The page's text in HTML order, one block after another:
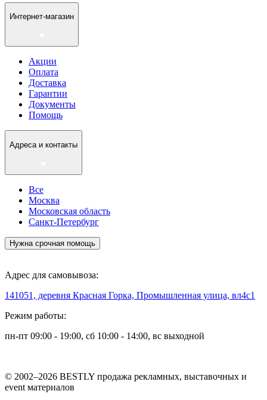
Интернет-магазин
Акции
Оплата
Доставка
Гарантии
Документы
Помощь
Адреса и контакты
Все
Москва
Московская область
Санкт-Петербург
Нужна срочная помощь
Адрес для самовывоза:
141051, деревня Красная Горка, Промышленная улица, вл4с1
Режим работы:
пн-пт 09:00 - 19:00, сб 10:00 - 14:00, вс выходной
© 2002–2026 BESTLY продажа рекламных, выставочных и
event материалов